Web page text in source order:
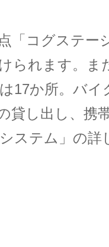
「コグステー
られます。ま
17か所。バ
貸し出し、携
ステム」の詳